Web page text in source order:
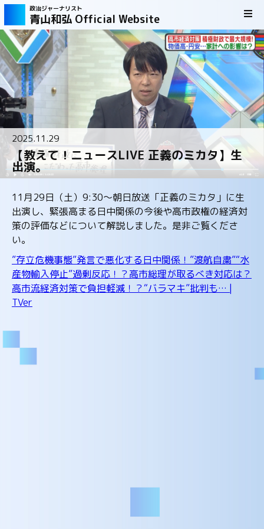
政治ジャーナリスト
青山和弘 Official Website
2025.11.29
【教えて！ニュースLIVE 正義のミカタ】生
出演。
11月29日（土）9:30～朝日放送「正義のミカタ」に生
出演し、緊張高まる日中関係の今後や高市政権の経済対
策の評価などについて解説しました。是非ご覧くださ
い。
”存立危機事態”発言で悪化する日中関係！”渡航自粛”“水
産物輸入停止”過剰反応！？高市総理が取るべき対応は？
高市流経済対策で負担軽減！？“バラマキ”批判も… |
TVer